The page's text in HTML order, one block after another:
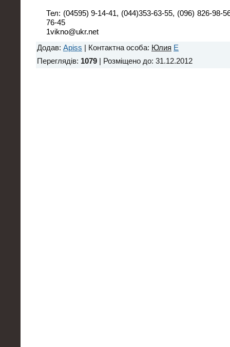
Тел: (04595) 9-14-41, (044)353-63-55, (096) 826-98-
76-45
1vikno@ukr.net
Додав: Apiss | Контактна особа: Юлия E
Переглядів: 1079 | Розміщено до: 31.12.2012